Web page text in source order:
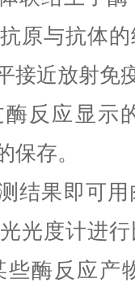
原与抗体
接近放射免
反应显示
保存。
结果即可
光度计进
酶反应产